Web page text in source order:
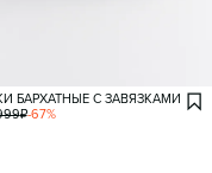
БАРХАТНЫЕ С ЗАВЯЗКАМИ
₽-67%